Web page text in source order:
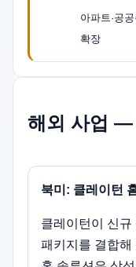
아파트·공
확장
해외 사업 —
북미: 클레이턴
클레이턴이 신규
패키지를 결합해